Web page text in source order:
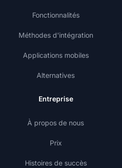
Fonctionnalités
Méthodes d'intégration
Applications mobiles
Alternatives
Entreprise
À propos de nous
Prix
Histoires de succès